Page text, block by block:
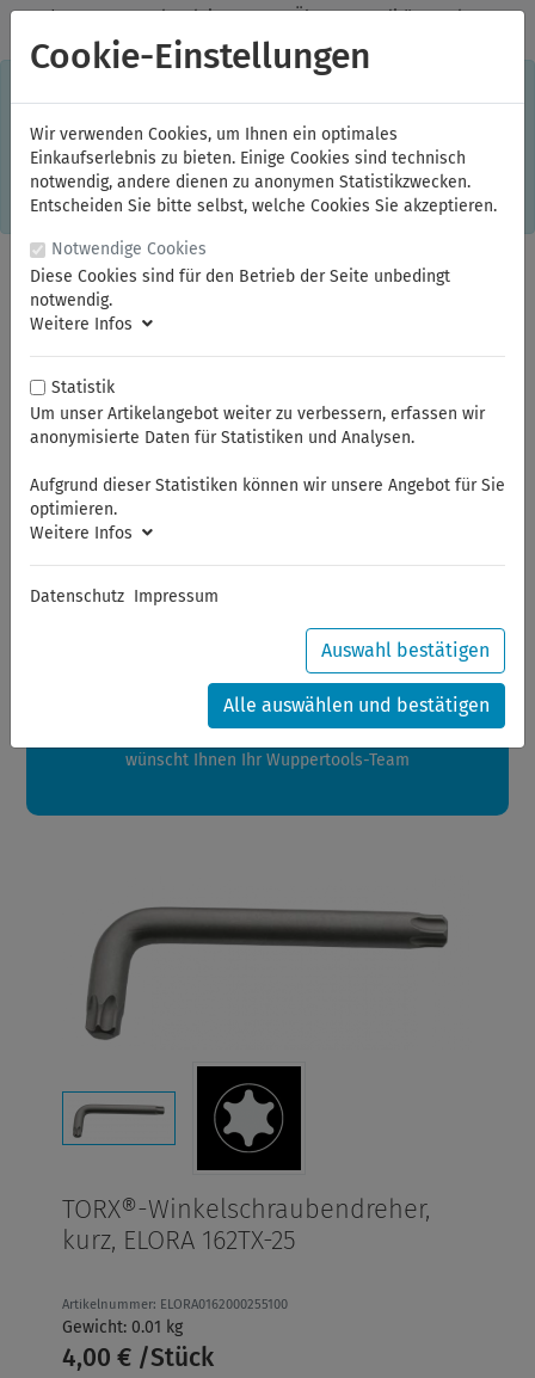
✓Jeden Monat starke Aktionen ✓Über 20 Qualitätsmarken ✓
Kostenlose Lieferung im Inland ab 150,00 Euro Bruttowarenwert
Einkaufserlebnis. Dabei werden beispielsweise die Session-
Informationen oder die Spracheinstellung auf Ihrem Rechner
gespeichert. Ohne Cookies ist der Funktionsumfang des
Online-Shops eingeschränkt. Sind Sie damit nicht
einverstanden, klicken Sie bitte hier.
TORX®-Winkelschraubendreher
Sommerferien
zwischen 28.07.2026 und 21.08.2026 machen auch wir
Ihre Bestellungen in diesem Zeitraum werden ab dem
24.08.2026 verschickt.
wünscht Ihnen Ihr Wuppertools-Team
TORX®-Winkelschraubendreher,
kurz, ELORA 162TX-25
Artikelnummer: ELORA0162000255100
Gewicht: 0.01 kg
4,00 € /Stück
Cookie-Einstellungen
Wir verwenden Cookies, um Ihnen ein optimales
Einkaufserlebnis zu bieten. Einige Cookies sind technisch
notwendig, andere dienen zu anonymen Statistikzwecken.
Entscheiden Sie bitte selbst, welche Cookies Sie akzeptieren.
Notwendige Cookies
Diese Cookies sind für den Betrieb der Seite unbedingt
notwendig.
Weitere Infos
Statistik
Um unser Artikelangebot weiter zu verbessern, erfassen wir
anonymisierte Daten für Statistiken und Analysen.
Aufgrund dieser Statistiken können wir unsere Angebot für Sie
optimieren.
Weitere Infos
Datenschutz Impressum
Auswahl bestätigen
Alle auswählen und bestätigen